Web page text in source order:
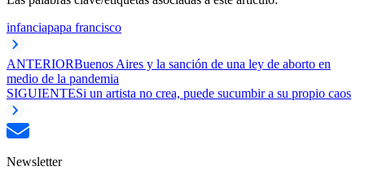
infanciapapa francisco
ANTERIORBuenos Aires y la sanción de una ley de aborto en
medio de la pandemia
SIGUIENTESi un artista no crea, puede sucumbir a su propio caos
Newsletter